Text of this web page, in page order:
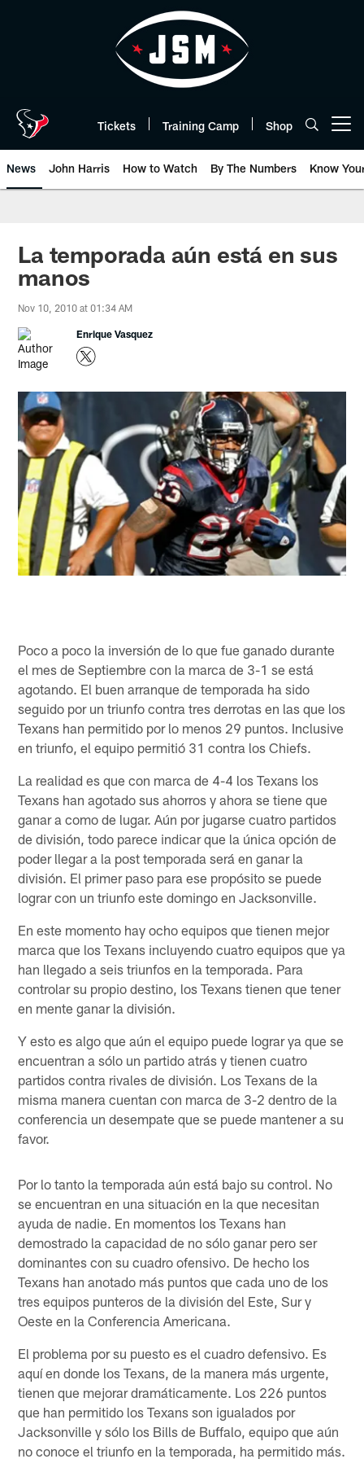
Tickets Training Camp Shop
News John Harris How to Watch By The Numbers Know
La temporada aún está en sus
manos
Nov 10, 2010 at 01:34 AM
Enrique Vasquez
Poco a poco la inversión de lo que fue ganado durante
el mes de Septiembre con la marca de 3-1 se está
agotando. El buen arranque de temporada ha sido
seguido por un triunfo contra tres derrotas en las que los
Texans han permitido por lo menos 29 puntos. Inclusive
en triunfo, el equipo permitió 31 contra los Chiefs.
La realidad es que con marca de 4-4 los Texans los
Texans han agotado sus ahorros y ahora se tiene que
ganar a como de lugar. Aún por jugarse cuatro partidos
de división, todo parece indicar que la única opción de
poder llegar a la post temporada será en ganar la
división. El primer paso para ese propósito se puede
lograr con un triunfo este domingo en Jacksonville.
En este momento hay ocho equipos que tienen mejor
marca que los Texans incluyendo cuatro equipos que ya
han llegado a seis triunfos en la temporada. Para
controlar su propio destino, los Texans tienen que tener
en mente ganar la división.
Y esto es algo que aún el equipo puede lograr ya que se
encuentran a sólo un partido atrás y tienen cuatro
partidos contra rivales de división. Los Texans de la
misma manera cuentan con marca de 3-2 dentro de la
conferencia un desempate que se puede mantener a su
favor.
Por lo tanto la temporada aún está bajo su control. No
se encuentran en una situación en la que necesitan
ayuda de nadie. En momentos los Texans han
demostrado la capacidad de no sólo ganar pero ser
dominantes con su cuadro ofensivo. De hecho los
Texans han anotado más puntos que cada uno de los
tres equipos punteros de la división del Este, Sur y
Oeste en la Conferencia Americana.
El problema por su puesto es el cuadro defensivo. Es
aquí en donde los Texans, de la manera más urgente,
tienen que mejorar dramáticamente. Los 226 puntos
que han permitido los Texans son igualados por
Jacksonville y sólo los Bills de Buffalo, equipo que aún
no conoce el triunfo en la temporada, ha permitido más.